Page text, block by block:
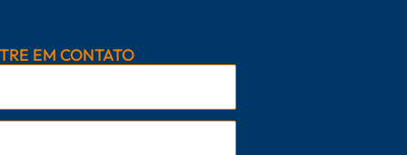
EM CONTATO